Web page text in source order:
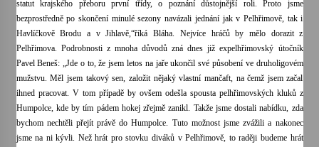
Votavžatský ploty
23. 7. 2026
Letní koncerty ve Stromovce: Rufus Miller
22. 7. 2026
statut krajského přeboru první třídy, o poznání důstojnější roli. Proto jsme
bezprostředně po skončení minulé sezony navázali jednání jak v Pelhřimově, tak i
Havlíčkově Brodu a v Jihlavě,“říká Bláha. Nejvíce hráčů by mělo dorazit z
Pelhřimova. Podrobnosti z mnoha důvodů zná dnes již expelhřimovský útočník
Pavel Beneš: „Jde o to, že jsem letos na jaře ukončil své působení ve druholigovém
mužstvu. Měl jsem takový sen, založit nějaký vlastní mančaft, na čemž jsem začal
ihned pracovat. V tom případě by ovšem odešla spousta pelhřimovských kluků z
Humpolce, kde by tím pádem hokej zřejmě zanikl. Takže jsme dostali nabídku, zda
bychom nechtěli přejít právě do Humpolce. Tuto možnost jsme zvážili a nakonec
jsme na ni kývli. Než hrát pro stovku diváků v Pelhřimově, to raději budeme hrát